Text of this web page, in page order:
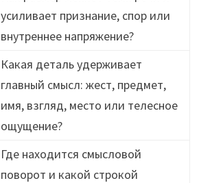
усиливает признание, спор или
внутреннее напряжение?
Какая деталь удерживает
главный смысл: жест, предмет,
имя, взгляд, место или телесное
ощущение?
Где находится смысловой
поворот и какой строкой